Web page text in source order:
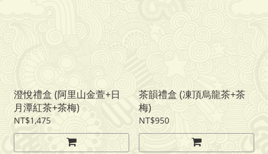
澄悅禮盒 (阿里山金萱+日
月潭紅茶+茶梅)
NT$1,475
茶韻禮盒 (凍頂烏龍茶+茶
梅)
NT$950